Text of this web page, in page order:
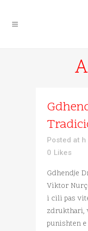
Posted at h
0 Likes
Gdhendje
Viktor
i cili pas
zdrukthari,
punishten